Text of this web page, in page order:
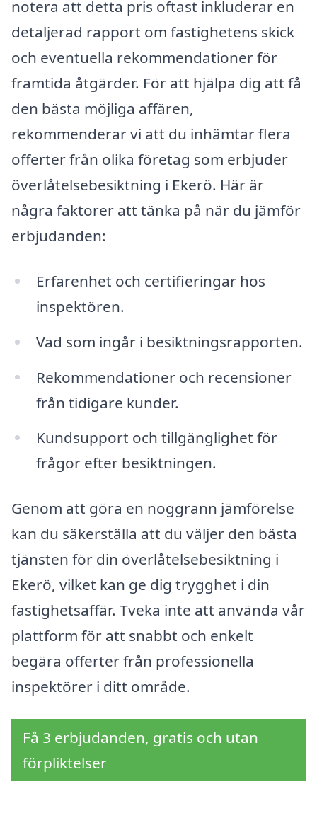
notera att detta pris oftast inkluderar en
detaljerad rapport om fastighetens skick
och eventuella rekommendationer för
framtida åtgärder. För att hjälpa dig att få
den bästa möjliga affären,
rekommenderar vi att du inhämtar flera
offerter från olika företag som erbjuder
överlåtelsebesiktning i Ekerö. Här är
några faktorer att tänka på när du jämför
erbjudanden:
Erfarenhet och certifieringar hos
inspektören.
Vad som ingår i besiktningsrapporten.
Rekommendationer och recensioner
från tidigare kunder.
Kundsupport och tillgänglighet för
frågor efter besiktningen.
Genom att göra en noggrann jämförelse
kan du säkerställa att du väljer den bästa
tjänsten för din överlåtelsebesiktning i
Ekerö, vilket kan ge dig trygghet i din
fastighetsaffär. Tveka inte att använda vår
plattform för att snabbt och enkelt
begära offerter från professionella
inspektörer i ditt område.
Få 3 erbjudanden, gratis och utan
förpliktelser